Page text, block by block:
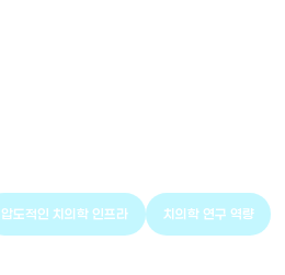
압도적인 치의학 인프라 치의학 연구 역량